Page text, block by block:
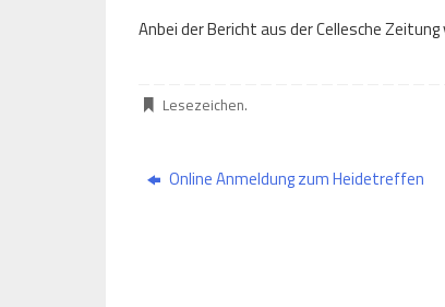
Anbei der Bericht aus der Cellesche
Lesezeichen.
Online Anmeldung zum Heidetreffen